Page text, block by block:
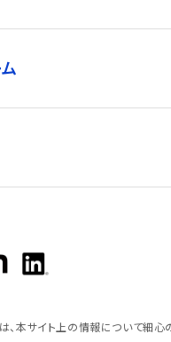
、本サイト上の情報について細心